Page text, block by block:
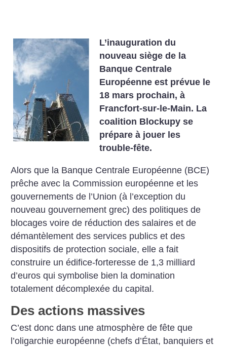
L’inauguration du
nouveau siège de la
Banque Centrale
Européenne est prévue le
18 mars prochain, à
Francfort-sur-le-Main. La
coalition Blockupy se
prépare à jouer les
trouble-fête.
Alors que la Banque Centrale Européenne (BCE)
prêche avec la Commission européenne et les
gouvernements de l’Union (à l’exception du
nouveau gouvernement grec) des politiques de
blocages voire de réduction des salaires et de
démantèlement des services publics et des
dispositifs de protection sociale, elle a fait
construire un édifice-forteresse de 1,3 milliard
d’euros qui symbolise bien la domination
totalement décomplexée du capital.
Des actions massives
C’est donc dans une atmosphère de fête que
l’oligarchie européenne (chefs d’État, banquiers et